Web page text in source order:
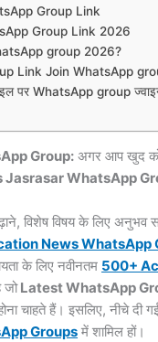
Group Link
Group Link 2026
group 2026?
Link Join WhatsApp
पर WhatsApp group
Group: अगर आप खुद को
Jasrasar WhatsApp
विशेष विषय के लिए अनुभव
News WhatsApp
के लिए नवीनतम 500+
जोLatest WhatsApp
चाहते हैं। इसलिए, नीचे
Groups में शामिल हों।